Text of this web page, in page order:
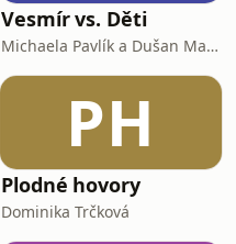
Vesmír vs. Děti
Michaela Pavlík a Dušan Majer
PH
Plodné hovory
Dominika Trčková